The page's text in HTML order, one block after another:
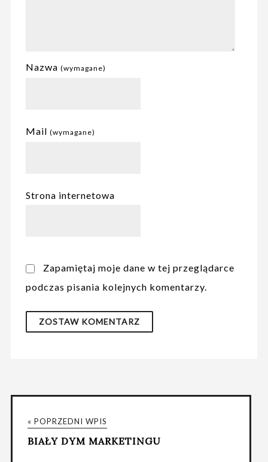
Nazwa (wymagane)
Mail (wymagane)
Strona internetowa
Zapamiętaj moje dane w tej przeglądarce
podczas pisania kolejnych komentarzy.
« POPRZEDNI WPIS
BIAŁY DYM MARKETINGU